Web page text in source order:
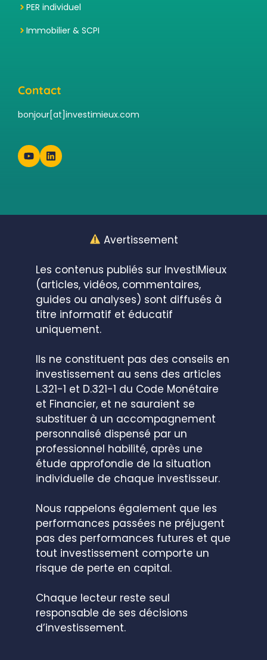
PER individuel
Immobilier & SCPI
Contact
bonjour[at]investimieux.com
Avertissement
Les contenus publiés sur InvestiMieux
(articles, vidéos, commentaires,
guides ou analyses) sont diffusés à
titre informatif et éducatif
uniquement.
Ils ne constituent pas des conseils en
investissement au sens des articles
L.321-1 et D.321-1 du Code Monétaire
et Financier, et ne sauraient se
substituer à un accompagnement
personnalisé dispensé par un
professionnel habilité, après une
étude approfondie de la situation
individuelle de chaque investisseur.
Nous rappelons également que les
performances passées ne préjugent
pas des performances futures et que
tout investissement comporte un
risque de perte en capital.
Chaque lecteur reste seul
responsable de ses décisions
d’investissement.